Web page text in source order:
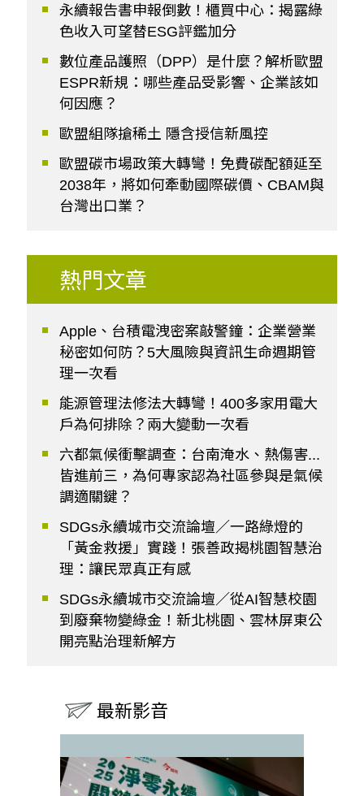
永續報告書申報倒數！櫃買中心：揭露綠
色收入可望替ESG評鑑加分
數位產品護照（DPP）是什麼？解析歐盟
ESPR新規：哪些產品受影響、企業該如
何因應？
歐盟組隊搶稀土 隱含授信新風控
歐盟碳市場政策大轉彎！免費碳配額延至
2038年，將如何牽動國際碳價、CBAM與
台灣出口業？
熱門文章
Apple、台積電洩密案敲警鐘：企業營業
秘密如何防？5大風險與資訊生命週期管
理一次看
能源管理法修法大轉彎！400多家用電大
戶為何排除？兩大變動一次看
六都氣候衝擊調查：台南淹水、熱傷害...
皆進前三，為何專家認為社區參與是氣候
調適關鍵？
SDGs永續城市交流論壇／一路綠燈的
「黃金救援」實踐！張善政揭桃園智慧治
理：讓民眾真正有感
SDGs永續城市交流論壇／從AI智慧校園
到廢棄物變綠金！新北桃園、雲林屏東公
開亮點治理新解方
最新影音